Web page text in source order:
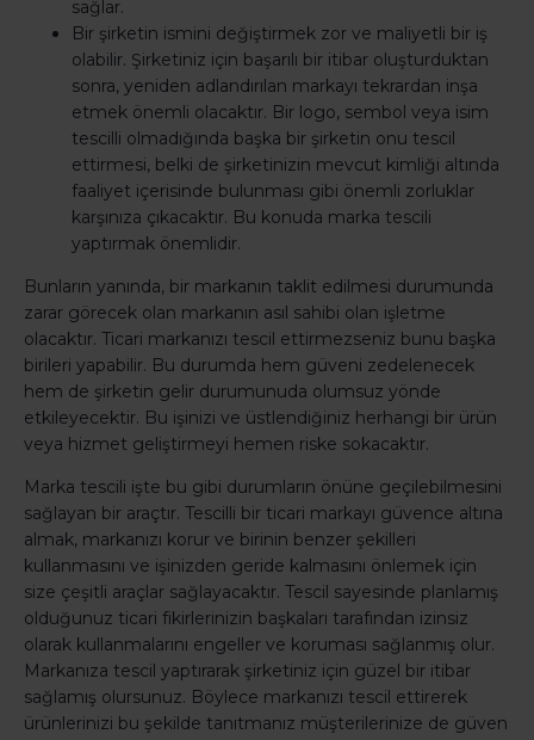
sağlar.
Bir şirketin ismini değiştirmek zor ve maliyetli bir iş
olabilir. Şirketiniz için başarılı bir itibar oluşturduktan
sonra, yeniden adlandırılan markayı tekrardan inşa
etmek önemli olacaktır. Bir logo, sembol veya isim
tescilli olmadığında başka bir şirketin onu tescil
ettirmesi, belki de şirketinizin mevcut kimliği altında
faaliyet içerisinde bulunması gibi önemli zorluklar
karşınıza çıkacaktır. Bu konuda marka tescili
yaptırmak önemlidir.
Bunların yanında, bir markanın taklit edilmesi durumunda
zarar görecek olan markanın asıl sahibi olan işletme
olacaktır. Ticari markanızı tescil ettirmezseniz bunu başka
birileri yapabilir. Bu durumda hem güveni zedelenecek
hem de şirketin gelir durumunuda olumsuz yönde
etkileyecektir. Bu işinizi ve üstlendiğiniz herhangi bir ürün
veya hizmet geliştirmeyi hemen riske sokacaktır.
Marka tescili işte bu gibi durumların önüne geçilebilmesini
sağlayan bir araçtır. Tescilli bir ticari markayı güvence altına
almak, markanızı korur ve birinin benzer şekilleri
kullanmasını ve işinizden geride kalmasını önlemek için
size çeşitli araçlar sağlayacaktır. Tescil sayesinde planlamış
olduğunuz ticari fikirlerinizin başkaları tarafından izinsiz
olarak kullanmalarını engeller ve koruması sağlanmış olur.
Markanıza tescil yaptırarak şirketiniz için güzel bir itibar
sağlamış olursunuz. Böylece markanızı tescil ettirerek
ürünlerinizi bu şekilde tanıtmanız müşterilerinize de güven